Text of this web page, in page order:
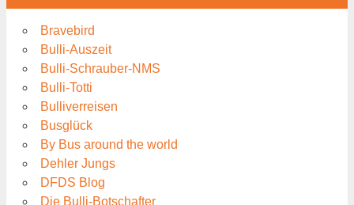
Bravebird
Bulli-Auszeit
Bulli-Schrauber-NMS
Bulli-Totti
Bulliverreisen
Busglück
By Bus around the world
Dehler Jungs
DFDS Blog
Die Bulli-Botschafter